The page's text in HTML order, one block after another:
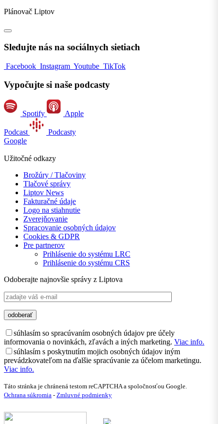
Plánovač Liptov
Sledujte nás na sociálnych sietiach
Facebook Instagram Youtube TikTok
Vypočujte si naše podcasty
Spotify Apple
Podcast
Podcasty
Google
Užitočné odkazy
Brožúry / Tlačoviny
Tlačové správy
Liptov News
Fakturačné údaje
Logo na stiahnutie
Zverejňovanie
Spracovanie osobných údajov
Cookies & GDPR
Pre partnerov
Prihlásenie do systému LRC
Prihlásenie do systému CRS
Odoberajte najnovšie správy z Liptova
súhlasím so spracúvaním osobných údajov pre účely
informovania o novinkách, zľavách a iných marketing. Viac info.
súhlasím s poskytnutím mojich osobných údajov iným
prevádzkovateľom na ďalšie spracúvanie za účelom marketingu.
Viac info.
Táto stránka je chránená testom reCAPTCHA a spoločnosťou Google.
Ochrana súkromia - Zmluvné podmienky